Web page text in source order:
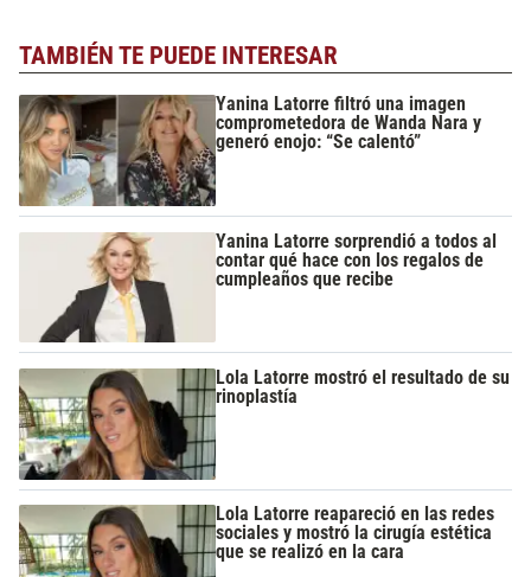
TAMBIÉN TE PUEDE INTERESAR
Yanina Latorre filtró una imagen
comprometedora de Wanda Nara y
generó enojo: “Se calentó”
Yanina Latorre sorprendió a todos al
contar qué hace con los regalos de
cumpleaños que recibe
Lola Latorre mostró el resultado de su
rinoplastía
Lola Latorre reapareció en las redes
sociales y mostró la cirugía estética
que se realizó en la cara